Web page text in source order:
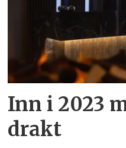
Inn i 2023
drakt